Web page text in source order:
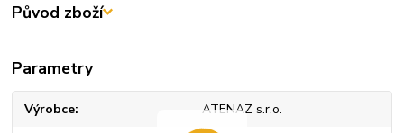
Původ zboží
Parametry
Výrobce ATENAZ s.r.o.